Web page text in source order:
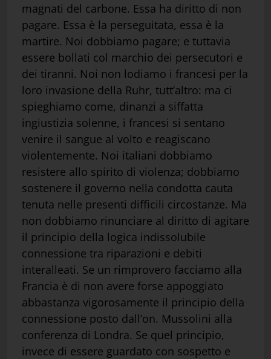
magnati del carbone. Essa ha diritto di non
pagare. Essa è la perseguitata, essa è la
martire. Noi dobbiamo pagare; e tuttavia
essere bollati col marchio dei persecutori e
dei tiranni. Noi non lodiamo i francesi per la
loro invasione della Ruhr, tutt’altro: ma ci
spieghiamo come, dinanzi a siffatta
ingiustizia solenne, i francesi si sentano
venire il sangue al volto e reagiscano
violentemente. Noi italiani dobbiamo
resistere allo spirito di violenza; dobbiamo
sostenere il governo nella condotta cauta
tenuta nelle presenti difficili circostanze. Ma
non dobbiamo rinunciare al diritto di agitare
il principio della logica indissolubile
connessione tra riparazioni e debiti
interalleati. Se un rimprovero facciamo alla
Francia è di non avere forse appoggiato
abbastanza vigorosamente il principio della
connessione posto dall’on. Mussolini alla
conferenza di Londra. Se quel principio,
invece di essere guardato con sospetto e